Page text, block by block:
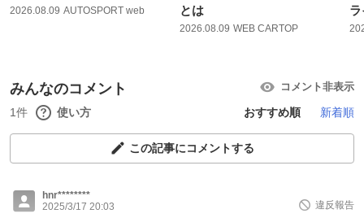
2026.08.09 AUTOSPORT web
とは
2026.08.09 WEB CARTOP
みんなのコメント コメント非表示
1件 使い方 おすすめ順 新着順
この記事にコメントする
hnr********
2025/3/17 20:03
違反報告